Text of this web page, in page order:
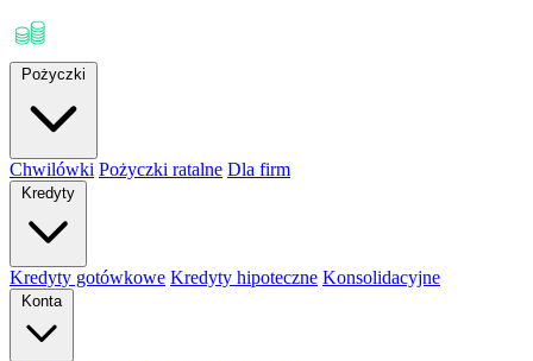
Pożyczki
Chwilówki Pożyczki ratalne Dla firm
Kredyty
Kredyty gotówkowe Kredyty hipoteczne Konsolidacyjne
Konta